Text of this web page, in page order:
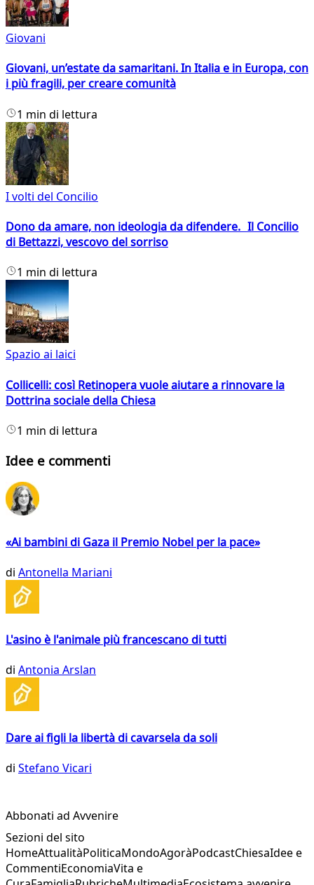
Giovani
Giovani, un’estate da samaritani. In Italia e in Europa, con
i più fragili, per creare comunità
1 min di lettura
I volti del Concilio
Dono da amare, non ideologia da difendere. Il Concilio
di Bettazzi, vescovo del sorriso
1 min di lettura
Spazio ai laici
Collicelli: così Retinopera vuole aiutare a rinnovare la
Dottrina sociale della Chiesa
1 min di lettura
Idee e commenti
«Ai bambini di Gaza il Premio Nobel per la pace»
di Antonella Mariani
L'asino è l'animale più francescano di tutti
di Antonia Arslan
Dare ai figli la libertà di cavarsela da soli
di Stefano Vicari
Abbonati ad Avvenire
Sezioni del sito
HomeAttualitàPoliticaMondoAgoràPodcastChiesaIdee e
CommentiEconomiaVita e